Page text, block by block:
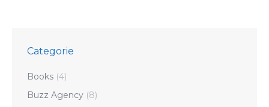
Categorie
Books (4)
Buzz Agency (8)